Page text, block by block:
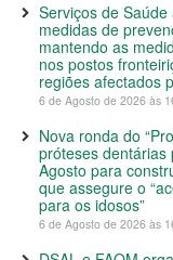
Serviços de
medidas de
mantendo as
nos postos
regiões afectados
6 de Agosto de 2026 às
Nova ronda do
próteses dentárias
Agosto para
que assegure o
para os idosos”
6 de Agosto de 2026 às